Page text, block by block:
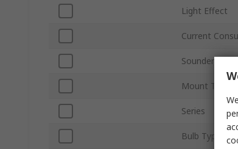
Light Effect
Current
Sounder Type
Mount Type
Series
Bulb Type